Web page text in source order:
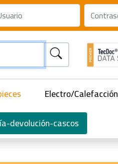
Electro/Calefacción
devolución-cascos